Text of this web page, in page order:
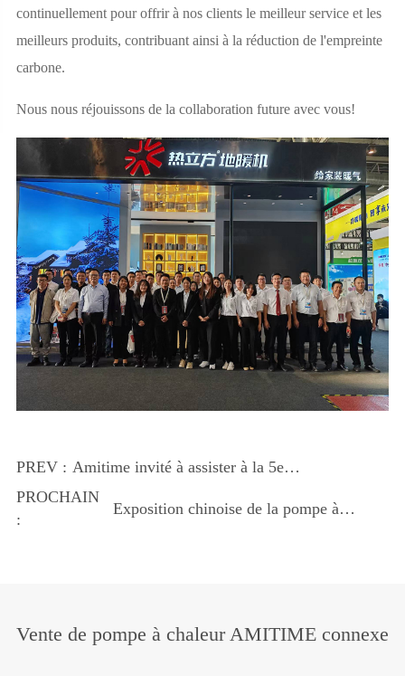
continuellement pour offrir à nos clients le meilleur service et les
meilleurs produits, contribuant ainsi à la réduction de l'empreinte
carbone.
Nous nous réjouissons de la collaboration future avec vous!
PREV : Amitime invité à assister à la 5e
conférence sur la conception
architecturale et l'approvisionnement en
PROCHAIN
:
Exposition chinoise de la pompe à
Vente de pompe à chaleur AMITIME connexe